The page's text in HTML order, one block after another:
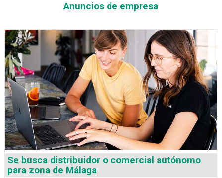
Anuncios de empresa
Se busca distribuidor o comercial autónomo
para zona de Málaga